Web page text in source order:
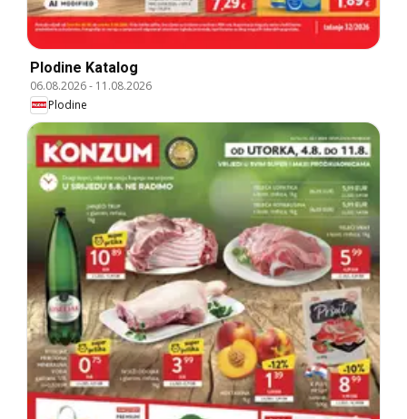
Plodine Katalog
06.08.2026- 11.08.2026
Plodine